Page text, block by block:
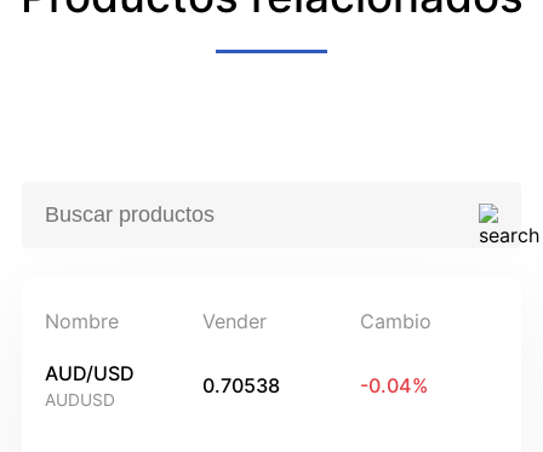
Nombre Vender Cambio
AUD/USD
AUDUSD
0.70538 -0.04%